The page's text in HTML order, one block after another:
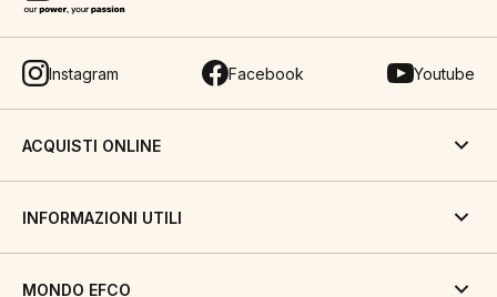
Instagram Facebook Youtube
ACQUISTI ONLINE
INFORMAZIONI UTILI
MONDO EFCO